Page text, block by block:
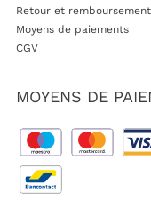
Retour et remboursement
Moyens de paiements
CGV
MOYENS DE